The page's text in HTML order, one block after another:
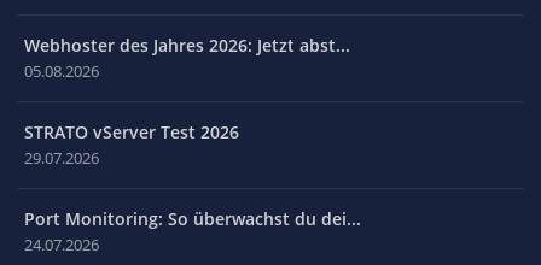
Webhoster des Jahres 2026: Jetzt abst...
05.08.2026
STRATO vServer Test 2026
29.07.2026
Port Monitoring: So überwachst du dei...
24.07.2026